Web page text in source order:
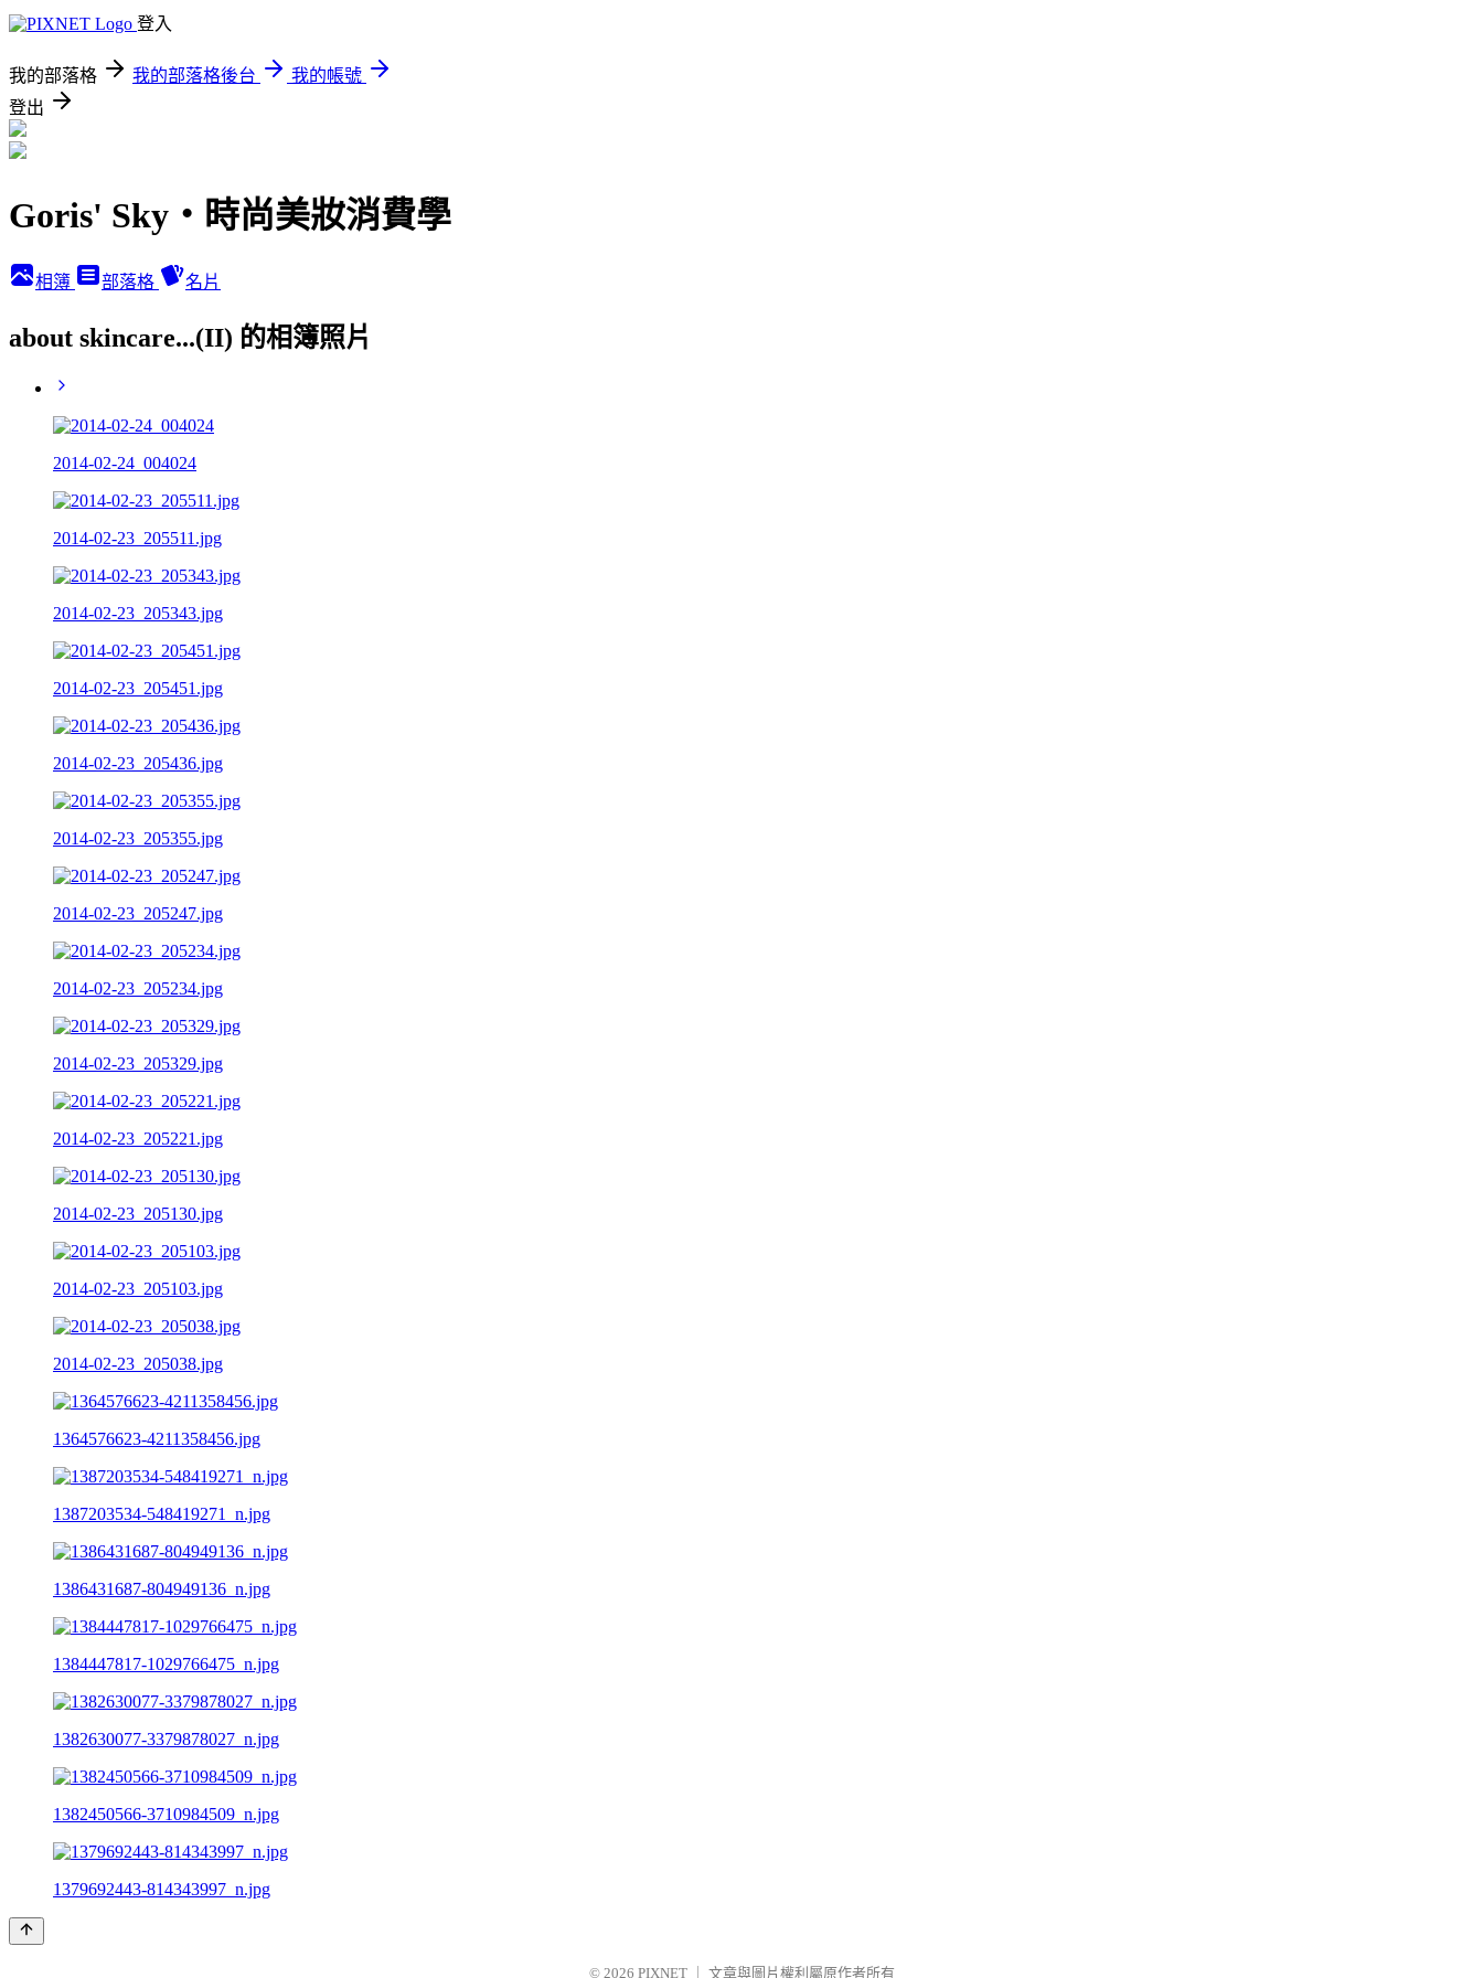
登入
我的部落格 我的部落格後台
我的帳號
登出
Goris' Sky‧時尚美妝消費學
相簿 部落格 名片
about skincare...(II) 的相簿照片
2014-02-24_004024
2014-02-23_205511.jpg
2014-02-23_205343.jpg
2014-02-23_205451.jpg
2014-02-23_205436.jpg
2014-02-23_205355.jpg
2014-02-23_205247.jpg
2014-02-23_205234.jpg
2014-02-23_205329.jpg
2014-02-23_205221.jpg
2014-02-23_205130.jpg
2014-02-23_205103.jpg
2014-02-23_205038.jpg
1364576623-4211358456.jpg
1387203534-548419271_n.jpg
1386431687-804949136_n.jpg
1384447817-1029766475_n.jpg
1382630077-3379878027_n.jpg
1382450566-3710984509_n.jpg
1379692443-814343997_n.jpg
© 2026 PIXNET 文章與圖片權利屬原作者所有